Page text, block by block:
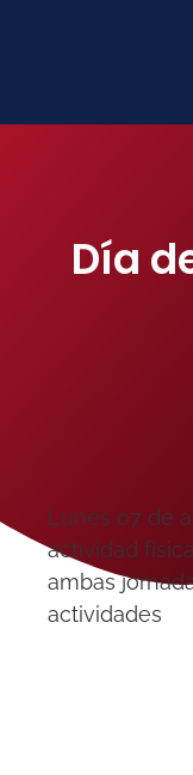
Día
Lunes 07 de
actividad
ambas
actividades